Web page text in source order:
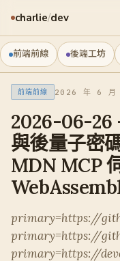
charlie/dev
前端前線 後端工坊
前端前線 2026 年 6 月
2026-06-26
與後量子密
MDN MCP
primary=https://
primary=https://
primary=https://